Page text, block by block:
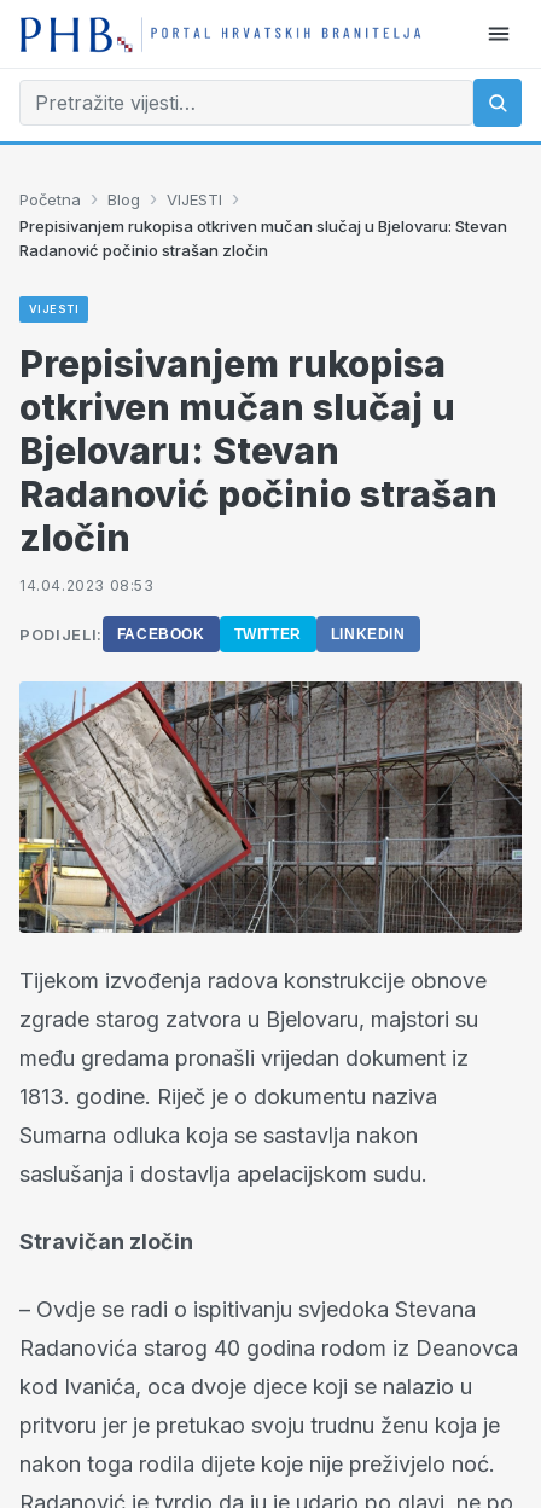
Početna › Blog › VIJESTI ›
Prepisivanjem rukopisa otkriven mučan slučaj u Bjelovaru: Stevan
Radanović počinio strašan zločin
VIJESTI
Prepisivanjem rukopisa
otkriven mučan slučaj u
Bjelovaru: Stevan
Radanović počinio strašan
zločin
14.04.2023 08:53
PODIJELI: FACEBOOK TWITTER LINKEDIN
Tijekom izvođenja radova konstrukcije obnove
zgrade starog zatvora u Bjelovaru, majstori su
među gredama pronašli vrijedan dokument iz
1813. godine. Riječ je o dokumentu naziva
Sumarna odluka koja se sastavlja nakon
saslušanja i dostavlja apelacijskom sudu.
Stravičan zločin
– Ovdje se radi o ispitivanju svjedoka Stevana
Radanovića starog 40 godina rodom iz Deanovca
kod Ivanića, oca dvoje djece koji se nalazio u
pritvoru jer je pretukao svoju trudnu ženu koja je
nakon toga rodila dijete koje nije preživjelo noć.
Radanović je tvrdio da ju je udario po glavi, ne po